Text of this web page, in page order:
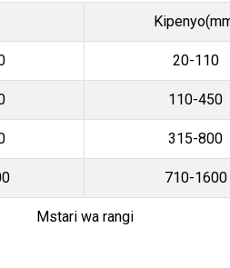
20-110
110-450
315-800
710-1600
Mstari wa rangi